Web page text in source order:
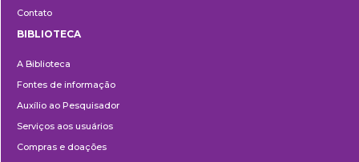
Contato
BIBLIOTECA
A Biblioteca
Fontes de informação
Auxílio ao Pesquisador
Serviços aos usuários
Compras e doações